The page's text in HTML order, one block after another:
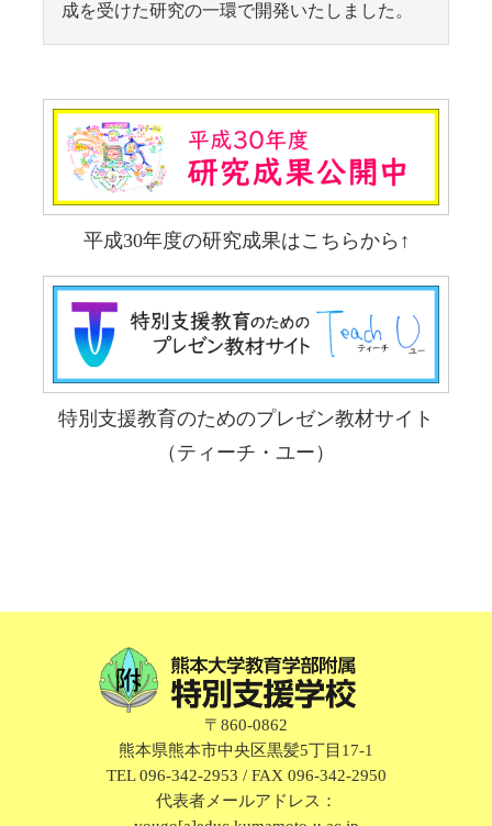
成を受けた研究の一環で開発いたしました。
平成30年度の研究成果はこちらから↑
特別支援教育のためのプレゼン教材サイト
（ティーチ・ユー）
〒860-0862
熊本県熊本市中央区黒髪5丁目17-1
TEL 096-342-2953 / FAX 096-342-2950
代表者メールアドレス：